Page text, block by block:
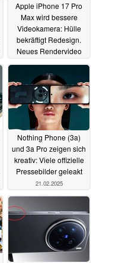
Apple iPhone 17 Pro
Max wird bessere
Videokamera: Hülle
bekräftigt Redesign.
Neues Rendervideo
23.02.2025
Nothing Phone (3a)
und 3a Pro zeigen sich
kreativ: Viele offizielle
Pressebilder geleakt
21.02.2025